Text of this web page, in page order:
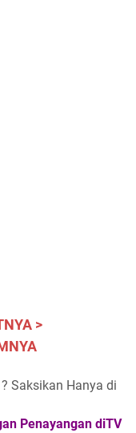
>
Saksikan Hanya di
Penayangan diTV